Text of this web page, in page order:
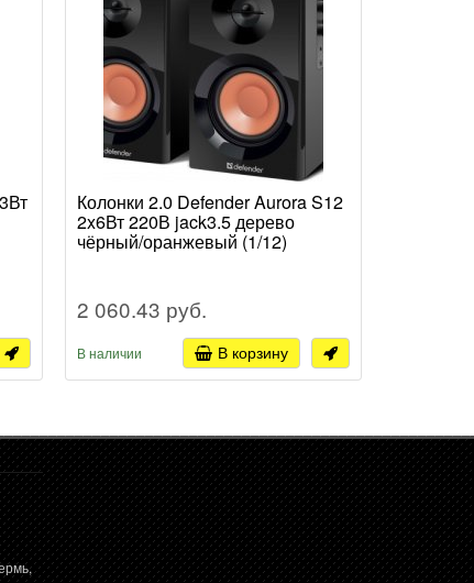
Колонки 2.0 Defender Aurora S12
2x6Вт 220В jack3.5 дерево
чёрный/оранжевый (1/12)
2 060.43 руб.
В наличии В корзину